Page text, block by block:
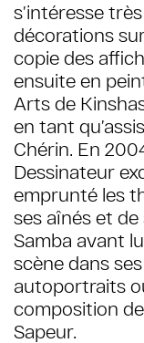
s’intéresse
décorations
copie des
ensuite en
Arts de
en tant
Chérin. En
Dessinateur
emprunté les
ses aînés et
Samba avant
scène dans
autoportraits
composition
Sapeur.